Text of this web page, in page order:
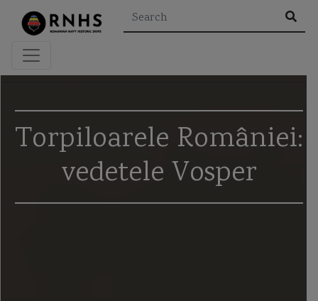
×
Rezultatele căutării pentru ""
Etichete
Torpiloarele României:
vedetele Vosper